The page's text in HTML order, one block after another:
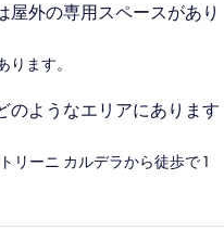
屋外の専用スペースがあり
ます。
のようなエリアにあります
リーニ カルデラから徒歩で 1